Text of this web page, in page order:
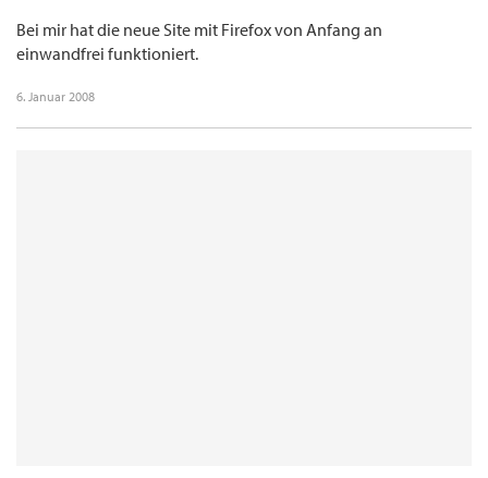
Bei mir hat die neue Site mit Firefox von Anfang an
einwandfrei funktioniert.
6. Januar 2008